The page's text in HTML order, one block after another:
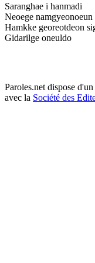
Saranghae i hanmadi
Neoege namgyeonoeun
Hamkke georeotdeon
Gidarilge oneuldo
Paroles.net dispose
avec la Société des